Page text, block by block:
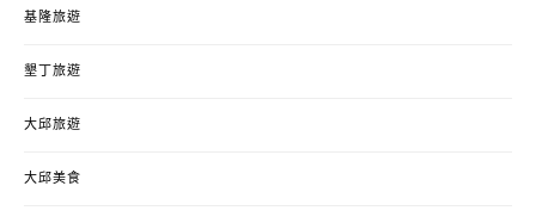
基隆旅遊
墾丁旅遊
大邱旅遊
大邱美食